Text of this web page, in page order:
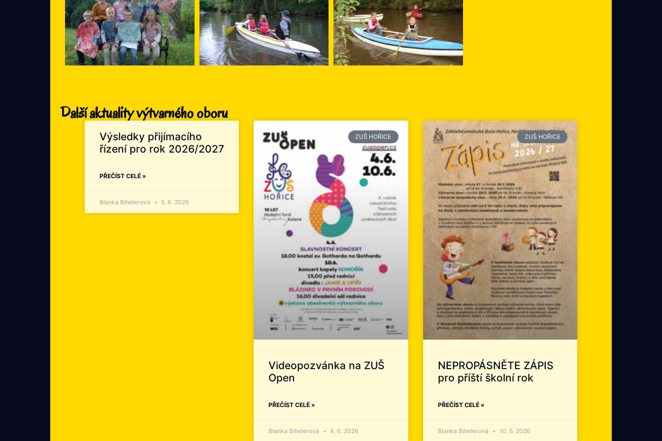
Další aktuality výtvarného oboru
Výsledky přijímacího
řízení pro rok 2026/2027
PŘEČÍST CELÉ »
Blanka Bihelerová 5. 6. 2026
ZUŠ HOŘICE
Videopozvánka na ZUŠ
Open
PŘEČÍST CELÉ »
Blanka Bihelerová 4. 6. 2026
ZUŠ HOŘICE
NEPROPÁSNĚTE ZÁPIS
pro příští školní rok
PŘEČÍST CELÉ »
Blanka Bihelerová 10. 5. 2026